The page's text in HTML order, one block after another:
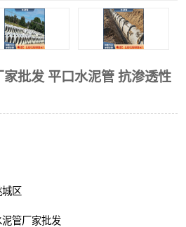
批发 平口水泥管 抗渗透性
城区
管厂家批发